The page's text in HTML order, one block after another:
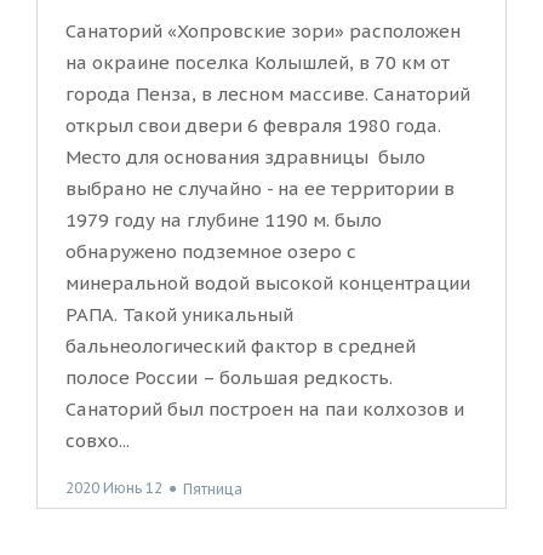
Санаторий «Хопровские зори» расположен
на окраине поселка Колышлей, в 70 км от
города Пенза, в лесном массиве. Санаторий
открыл свои двери 6 февраля 1980 года.
Место для основания здравницы было
выбрано не случайно - на ее территории в
1979 году на глубине 1190 м. было
обнаружено подземное озеро с
минеральной водой высокой концентрации
РАПА. Такой уникальный
бальнеологический фактор в средней
полосе России – большая редкость.
Санаторий был построен на паи колхозов и
совхо...
2020 Июнь 12 ● Пятница